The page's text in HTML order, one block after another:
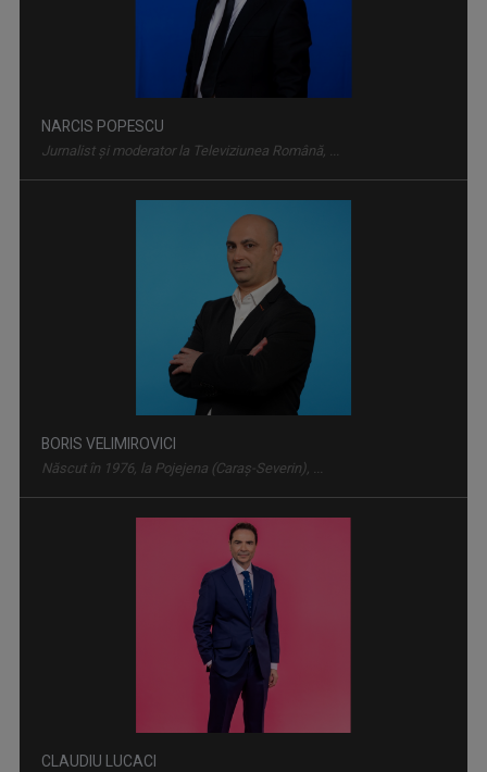
Misiunea principală a emisiunii este să fie ...
Lansată pe 10 martie 1957, „Viața satului” ...
Una dintre cele mai longevive emisiuni din ...
NARCIS POPESCU
Jurnalist și moderator la Televiziunea Română, ...
BORIS VELIMIROVICI
Născut în 1976, la Pojejena (Caraş-Severin), ...
CLAUDIU LUCACI